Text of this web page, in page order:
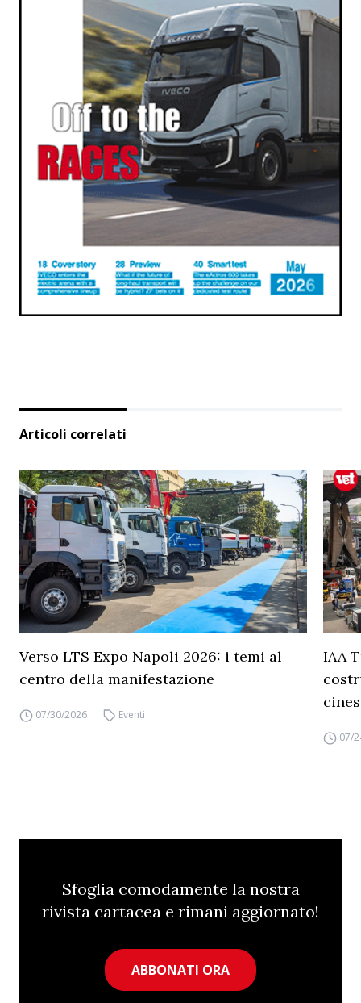
Articoli correlati
Verso LTS Expo Napoli 2026: i temi al
centro della manifestazione
07/30/2026 Eventi
IAA
07/
Sfoglia comodamente la nostra
rivista cartacea e rimani aggiornato!
ABBONATI ORA